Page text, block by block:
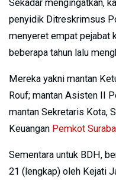
Sekadar mengingatkan,
penyidik Ditreskrimsus
menyeret empat pejabat
beberapa tahun lalu
Mereka yakni mantan
Rouf; mantan Asisten II
mantan Sekretaris Kota,
Keuangan Pemkot
Sementara untuk BDH,
21 (lengkap) oleh Kejati